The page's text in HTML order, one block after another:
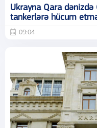
Ukrayna Qara dənizdə
tankerlərə hücum
09:04